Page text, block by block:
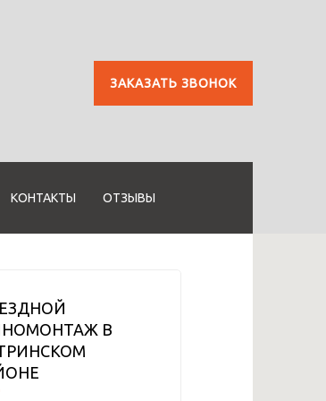
ЗАКАЗАТЬ ЗВОНОК
КОНТАКТЫ ОТЗЫВЫ
В